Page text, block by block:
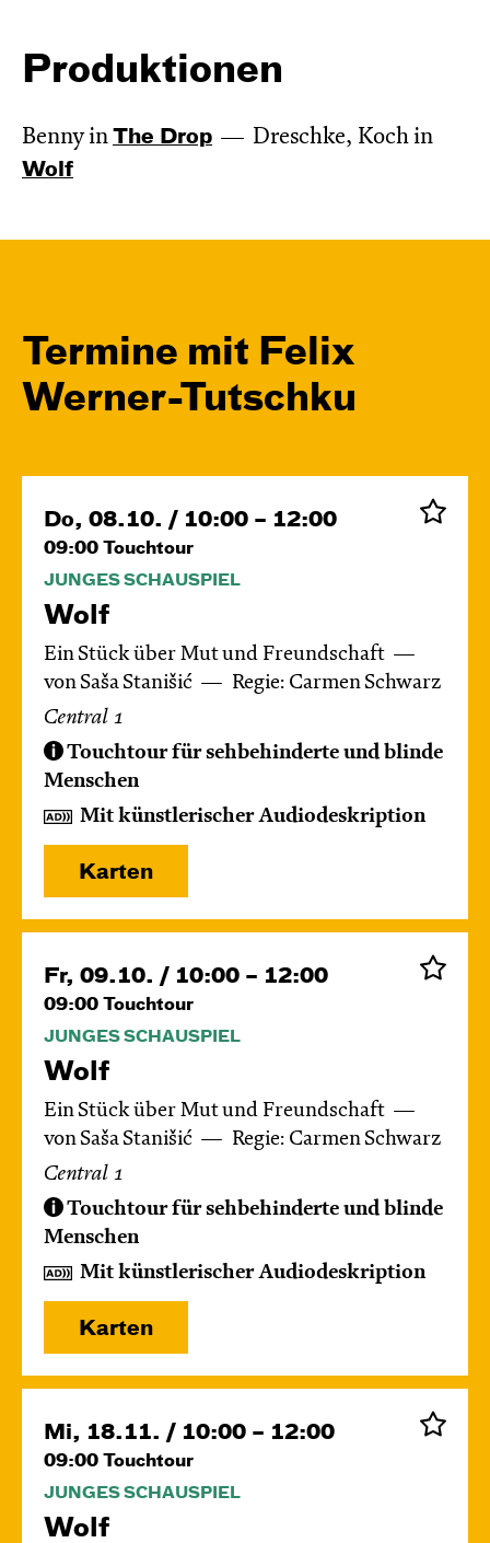
Produktionen
Benny in The Drop Dreschke, Koch in
Wolf
Termine mit Felix
Werner-Tutschku
Do, 08.10. / 10:00 – 12:00
09:00 Touchtour
JUNGES SCHAUSPIEL
Wolf
Ein Stück über Mut und Freundschaft
von Saša Stanišić
Regie: Carmen Schwarz
Central 1
Touchtour für sehbehinderte und blinde
Menschen
Mit künstlerischer Audiodeskription
Karten
Fr, 09.10. / 10:00 – 12:00
09:00 Touchtour
JUNGES SCHAUSPIEL
Wolf
Ein Stück über Mut und Freundschaft
von Saša Stanišić
Regie: Carmen Schwarz
Central 1
Touchtour für sehbehinderte und blinde
Menschen
Mit künstlerischer Audiodeskription
Karten
Mi, 18.11. / 10:00 – 12:00
09:00 Touchtour
JUNGES SCHAUSPIEL
Wolf